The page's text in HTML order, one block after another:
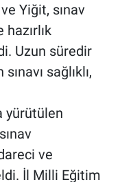
Yiğit, sınav
Uzun süredir
sağlıklı,
yürütülen
ve
İl Milli Eğitim